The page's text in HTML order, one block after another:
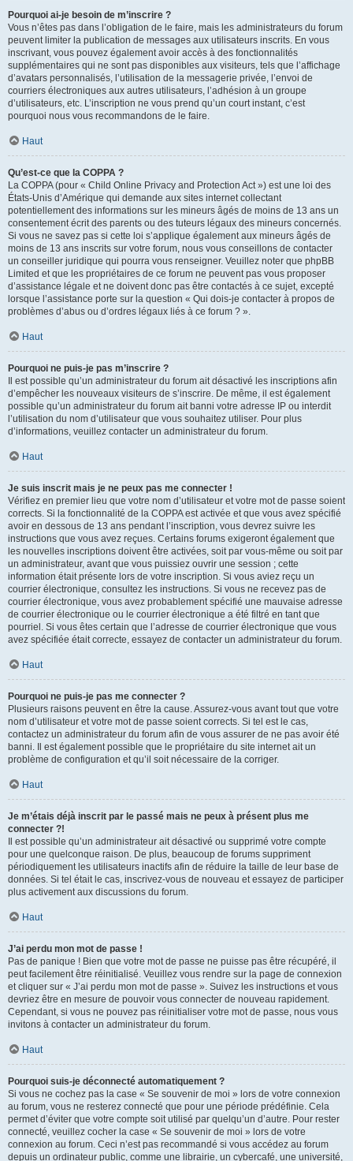
Pourquoi ai-je besoin de m’inscrire ?
Vous n’êtes pas dans l’obligation de le faire, mais les administrateurs du forum
peuvent limiter la publication de messages aux utilisateurs inscrits. En vous
inscrivant, vous pouvez également avoir accès à des fonctionnalités
supplémentaires qui ne sont pas disponibles aux visiteurs, tels que l’affichage
d’avatars personnalisés, l’utilisation de la messagerie privée, l’envoi de
courriers électroniques aux autres utilisateurs, l’adhésion à un groupe
d’utilisateurs, etc. L’inscription ne vous prend qu’un court instant, c’est
pourquoi nous vous recommandons de le faire.
Haut
Qu’est-ce que la COPPA ?
La COPPA (pour « Child Online Privacy and Protection Act ») est une loi des
États-Unis d’Amérique qui demande aux sites internet collectant
potentiellement des informations sur les mineurs âgés de moins de 13 ans un
consentement écrit des parents ou des tuteurs légaux des mineurs concernés.
Si vous ne savez pas si cette loi s’applique également aux mineurs âgés de
moins de 13 ans inscrits sur votre forum, nous vous conseillons de contacter
un conseiller juridique qui pourra vous renseigner. Veuillez noter que phpBB
Limited et que les propriétaires de ce forum ne peuvent pas vous proposer
d’assistance légale et ne doivent donc pas être contactés à ce sujet, excepté
lorsque l’assistance porte sur la question « Qui dois-je contacter à propos de
problèmes d’abus ou d’ordres légaux liés à ce forum ? ».
Haut
Pourquoi ne puis-je pas m’inscrire ?
Il est possible qu’un administrateur du forum ait désactivé les inscriptions afin
d’empêcher les nouveaux visiteurs de s’inscrire. De même, il est également
possible qu’un administrateur du forum ait banni votre adresse IP ou interdit
l’utilisation du nom d’utilisateur que vous souhaitez utiliser. Pour plus
d’informations, veuillez contacter un administrateur du forum.
Haut
Je suis inscrit mais je ne peux pas me connecter !
Vérifiez en premier lieu que votre nom d’utilisateur et votre mot de passe soient
corrects. Si la fonctionnalité de la COPPA est activée et que vous avez spécifié
avoir en dessous de 13 ans pendant l’inscription, vous devrez suivre les
instructions que vous avez reçues. Certains forums exigeront également que
les nouvelles inscriptions doivent être activées, soit par vous-même ou soit par
un administrateur, avant que vous puissiez ouvrir une session ; cette
information était présente lors de votre inscription. Si vous aviez reçu un
courrier électronique, consultez les instructions. Si vous ne recevez pas de
courrier électronique, vous avez probablement spécifié une mauvaise adresse
de courrier électronique ou le courrier électronique a été filtré en tant que
pourriel. Si vous êtes certain que l’adresse de courrier électronique que vous
avez spécifiée était correcte, essayez de contacter un administrateur du forum.
Haut
Pourquoi ne puis-je pas me connecter ?
Plusieurs raisons peuvent en être la cause. Assurez-vous avant tout que votre
nom d’utilisateur et votre mot de passe soient corrects. Si tel est le cas,
contactez un administrateur du forum afin de vous assurer de ne pas avoir été
banni. Il est également possible que le propriétaire du site internet ait un
problème de configuration et qu’il soit nécessaire de la corriger.
Haut
Je m’étais déjà inscrit par le passé mais ne peux à présent plus me
connecter ?!
Il est possible qu’un administrateur ait désactivé ou supprimé votre compte
pour une quelconque raison. De plus, beaucoup de forums suppriment
périodiquement les utilisateurs inactifs afin de réduire la taille de leur base de
données. Si tel était le cas, inscrivez-vous de nouveau et essayez de participer
plus activement aux discussions du forum.
Haut
J’ai perdu mon mot de passe !
Pas de panique ! Bien que votre mot de passe ne puisse pas être récupéré, il
peut facilement être réinitialisé. Veuillez vous rendre sur la page de connexion
et cliquer sur « J’ai perdu mon mot de passe ». Suivez les instructions et vous
devriez être en mesure de pouvoir vous connecter de nouveau rapidement.
Cependant, si vous ne pouvez pas réinitialiser votre mot de passe, nous vous
invitons à contacter un administrateur du forum.
Haut
Pourquoi suis-je déconnecté automatiquement ?
Si vous ne cochez pas la case « Se souvenir de moi » lors de votre connexion
au forum, vous ne resterez connecté que pour une période prédéfinie. Cela
permet d’éviter que votre compte soit utilisé par quelqu’un d’autre. Pour rester
connecté, veuillez cocher la case « Se souvenir de moi » lors de votre
connexion au forum. Ceci n’est pas recommandé si vous accédez au forum
depuis un ordinateur public, comme une librairie, un cybercafé, une université,